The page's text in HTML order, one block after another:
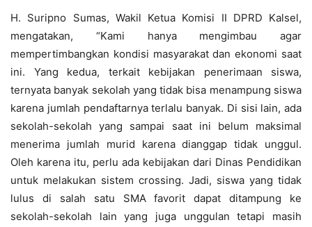
H. Suripno Sumas, Wakil Ketua Komisi II DPRD Kalsel,
mengatakan, “Kami hanya mengimbau agar
mempertimbangkan kondisi masyarakat dan ekonomi saat
ini. Yang kedua, terkait kebijakan penerimaan siswa,
ternyata banyak sekolah yang tidak bisa menampung siswa
karena jumlah pendaftarnya terlalu banyak. Di sisi lain, ada
sekolah-sekolah yang sampai saat ini belum maksimal
menerima jumlah murid karena dianggap tidak unggul.
Oleh karena itu, perlu ada kebijakan dari Dinas Pendidikan
untuk melakukan sistem crossing. Jadi, siswa yang tidak
lulus di salah satu SMA favorit dapat ditampung ke
sekolah-sekolah lain yang juga unggulan tetapi masih